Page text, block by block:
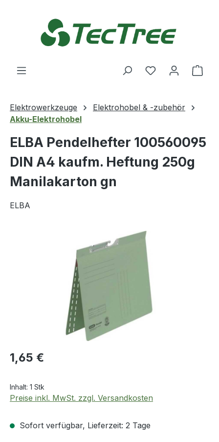
Du hast 0
Elektrowerkzeuge
Elektrohobel & -zubehör
Akku-Elektrohobel
ELBA Pendelhefter 100560095
DIN A4 kaufm. Heftung 250g
Manilakarton gn
ELBA
Regulärer Preis:
1,65 €
Inhalt: 1 Stk
Preise inkl. MwSt. zzgl. Versandkosten
Sofort verfügbar, Lieferzeit: 2 Tage